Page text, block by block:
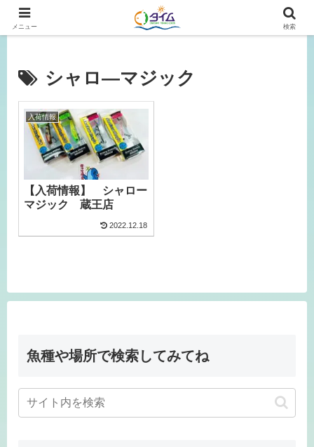
広島、岡山の釣り情報はタイムにおまかせ！
シャロ―マジック
入荷情報
【入荷情報】 シャロー
マジック 蔵王店
2022.12.18
魚種や場所で検索してみてね
メニュー 検索